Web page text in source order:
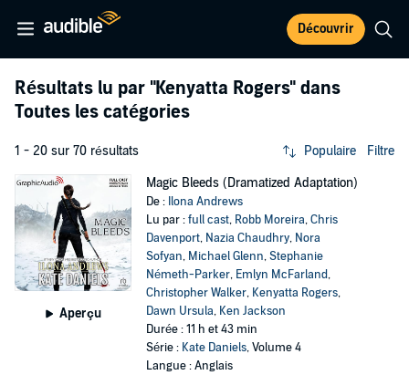
Découvrir
Résultats lu par "Kenyatta Rogers" dans
Toutes les catégories
1 - 20 sur 70 résultats Populaire Filtre
Aperçu
Magic Bleeds (Dramatized Adaptation)
De : Ilona Andrews
Lu par :full cast, Robb Moreira,Chris
Davenport, Nazia Chaudhry, Nora
Sofyan, Michael Glenn,Stephanie
Németh-Parker, Emlyn McFarland,
Christopher Walker, Kenyatta Rogers,
Dawn Ursula, Ken Jackson
Durée : 11 h et 43 min
Série : Kate Daniels, Volume 4
Langue : Anglais